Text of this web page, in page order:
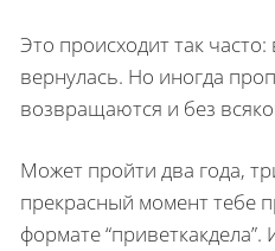
Это происходит так
вернулась. Но иногда
возвращаются и без
Может пройти два года,
прекрасный момент тебе
формате